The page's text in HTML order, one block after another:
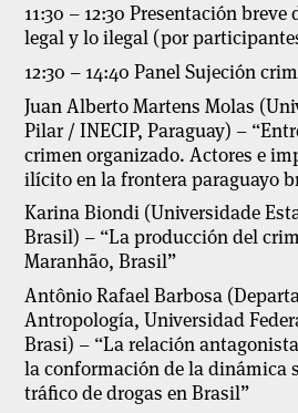
11:30 – 12:30 Presentación
legal y lo ilegal (por
12:30 – 14:40 Panel Sujeción
Juan Alberto Martens Molas
Pilar / INECIP, Paraguay) –
crimen organizado. Actores e
ilícito en la frontera paraguayo
Karina Biondi (Universidade
Brasil) – “La producción del
Maranhão, Brasil”
Antônio Rafael Barbosa
Antropología, Universidad
Brasi) – “La relación
la conformación de la dinámica
tráfico de drogas en Brasil”